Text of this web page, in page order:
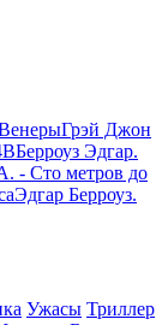
Грэй Джон
Берроуз Эдгар.
- Сто метров до
Эдгар Берроуз.
Ужасы Триллер